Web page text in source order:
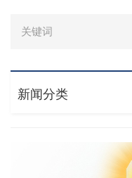
新闻分类